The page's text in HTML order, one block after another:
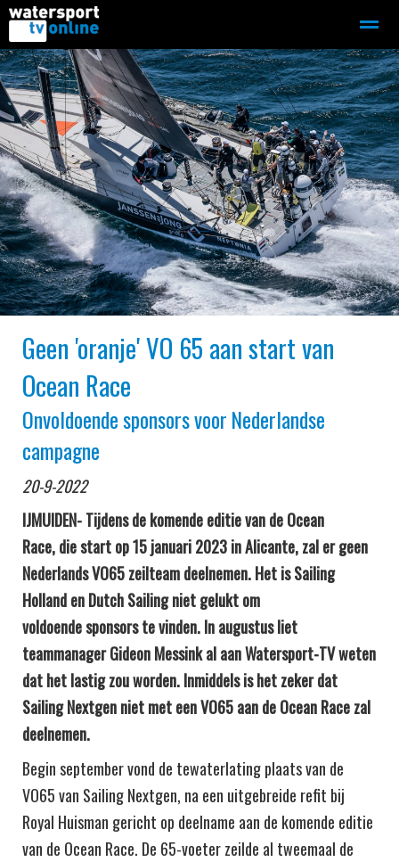
Zeilen Motorboot-sloep Adverteren Redactie
Home Contact Bellen Zoeken
Geen 'oranje' VO 65 aan start van
Ocean Race
Onvoldoende sponsors voor Nederlandse
campagne
20-9-2022
IJMUIDEN- Tijdens de komende editie van de Ocean
Race, die start op 15 januari 2023 in Alicante, zal er geen
Nederlands VO65 zeilteam deelnemen. Het is Sailing
Holland en Dutch Sailing niet gelukt om
voldoende sponsors te vinden. In augustus liet
teammanager Gideon Messink al aan Watersport-TV weten
dat het lastig zou worden. Inmiddels is het zeker dat
Sailing Nextgen niet met een VO65 aan de Ocean Race zal
deelnemen.
Begin september vond de tewaterlating plaats van de
VO65 van Sailing Nextgen, na een uitgebreide refit bij
Royal Huisman gericht op deelname aan de komende editie
van de Ocean Race. De 65-voeter zeilde al tweemaal de